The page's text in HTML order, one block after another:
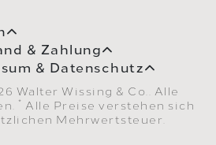
& Zahlung
& Datenschutz
Walter Wissing & Co.. Alle
* Alle Preise verstehen sich
Mehrwertsteuer.